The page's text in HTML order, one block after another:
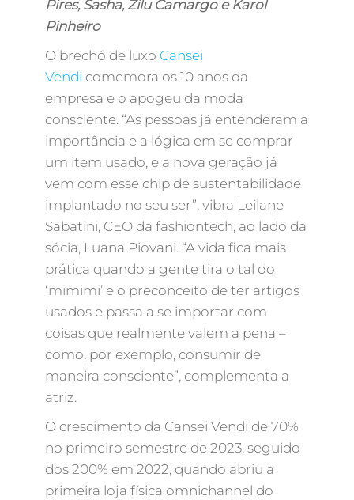
Pires, Sasha, Zilu Camargo e Karol
Pinheiro
O brechó de luxo Cansei
Vendi comemora os 10 anos da
empresa e o apogeu da moda
consciente. “As pessoas já entenderam a
importância e a lógica em se comprar
um item usado, e a nova geração já
vem com esse chip de sustentabilidade
implantado no seu ser”, vibra Leilane
Sabatini, CEO da fashiontech, ao lado da
sócia, Luana Piovani. “A vida fica mais
prática quando a gente tira o tal do
‘mimimi’ e o preconceito de ter artigos
usados e passa a se importar com
coisas que realmente valem a pena –
como, por exemplo, consumir de
maneira consciente”, complementa a
atriz.
O crescimento da Cansei Vendi de 70%
no primeiro semestre de 2023, seguido
dos 200% em 2022, quando abriu a
primeira loja física omnichannel do